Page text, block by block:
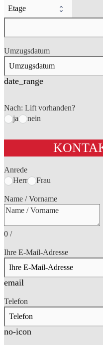
Umzugsdatum
date_range
Nach: Lift vorhanden?
ja
nein
Anrede
Herr
Frau
Name / Vorname
0 /
Ihre E-Mail-Adresse
email
Telefon
no-icon